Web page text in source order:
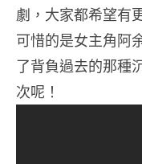
劇，大家都希望有
可惜的是女主角阿
了背負過去的那種
次呢！